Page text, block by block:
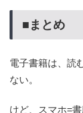
■まとめ
電子書籍は、読
ない。
けど、スマホ=